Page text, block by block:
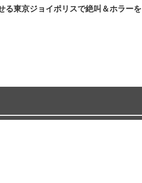
る東京ジョイポリスで絶叫＆ホラーを